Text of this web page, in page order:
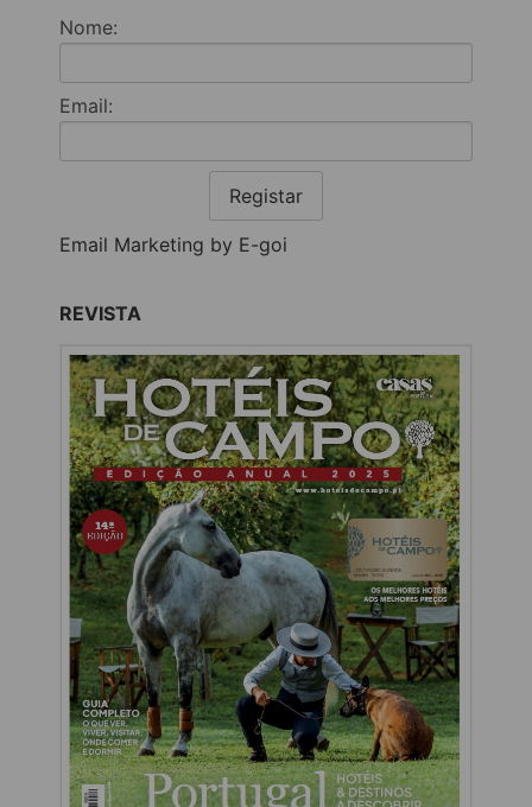
Nome:
Email:
Registar
Email Marketing by E-goi
REVISTA